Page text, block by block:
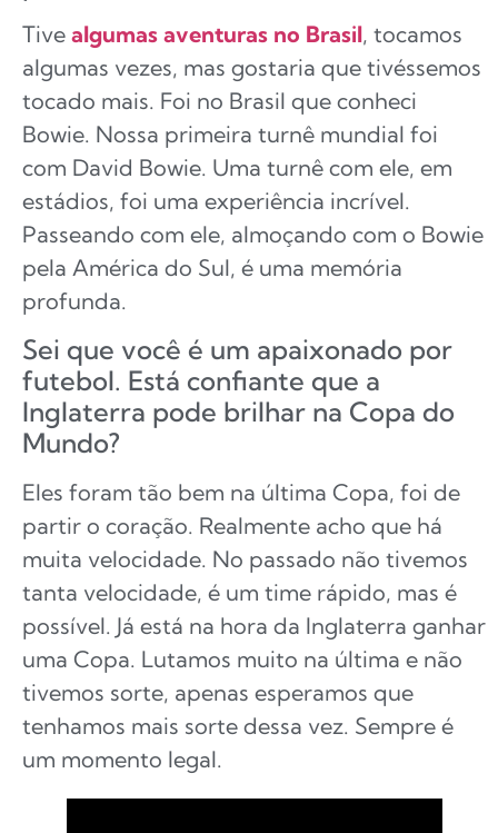
Tive algumas aventuras no Brasil, tocamos
algumas vezes, mas gostaria que tivéssemos
tocado mais. Foi no Brasil que conheci
Bowie. Nossa primeira turnê mundial foi
com David Bowie. Uma turnê com ele, em
estádios, foi uma experiência incrível.
Passeando com ele, almoçando com o Bowie
pela América do Sul, é uma memória
profunda.
Sei que você é um apaixonado por
futebol. Está confiante que a
Inglaterra pode brilhar na Copa do
Mundo?
Eles foram tão bem na última Copa, foi de
partir o coração. Realmente acho que há
muita velocidade. No passado não tivemos
tanta velocidade, é um time rápido, mas é
possível. Já está na hora da Inglaterra ganhar
uma Copa. Lutamos muito na última e não
tivemos sorte, apenas esperamos que
tenhamos mais sorte dessa vez. Sempre é
um momento legal.